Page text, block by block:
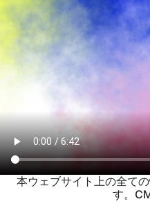
本ウェブサイト上の全て
す。